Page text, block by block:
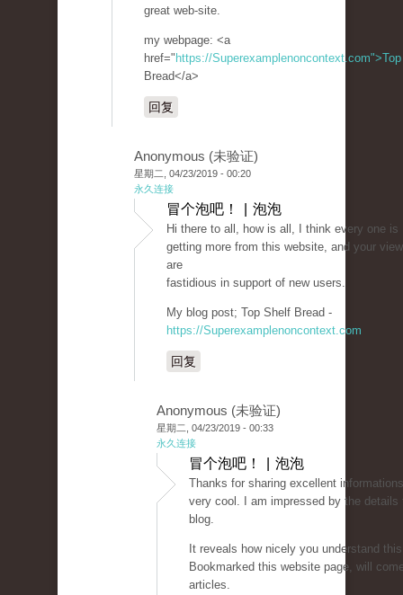
great web-site.
my webpage: <a
href=" https://Superexamplenoncontext.com">Top
Bread</a>
回复
Anonymous (未验证)
星期二, 04/23/2019 - 00:20
永久连接
冒个泡吧！ | 泡泡
Hi there to all, how is all, I think every one is
getting more from this website, and your
are
fastidious in support of new users.
My blog post; Top Shelf Bread -
https://Superexamplenoncontext.com
回复
Anonymous (未验证)
星期二, 04/23/2019 - 00:33
永久连接
冒个泡吧！ | 泡泡
Thanks for sharing excellent
very cool. I am impressed by the details
blog.
It reveals how nicely you understand
Bookmarked this website page, will
articles.